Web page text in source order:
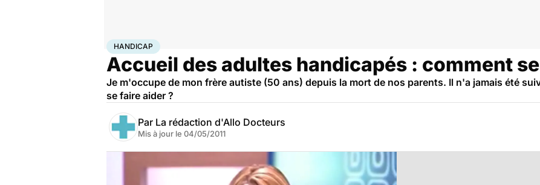
AccueilSantéMaladies
HANDICAP
Accueil des adultes handicapés : comment
Je m'occupe de mon frère autiste (50 ans) depuis la mort de nos parents. Il n'a jamais été
se faire aider ?
Par La rédaction d'Allo Docteurs
Mis à jour le 04/05/2011